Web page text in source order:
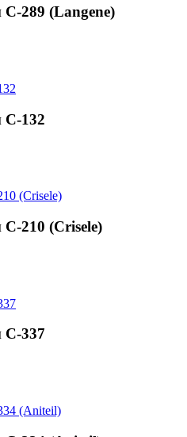
С-289 (Langene)
С-132
С-210 (Crisele)
С-337